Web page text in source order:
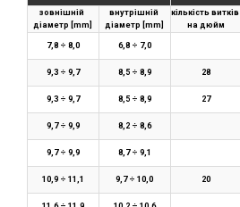
зовнішній
діаметр [mm]
внутрішній
діаметр [mm]
кількість витків
на дюйм
7,8 ÷ 8,0 6,8 ÷ 7,0
9,3 ÷ 9,7 8,5 ÷ 8,9 28
9,3 ÷ 9,7 8,5 ÷ 8,9 27
9,7 ÷ 9,9 8,2 ÷ 8,6
9,7 ÷ 9,9 8,7 ÷ 9,1
10,9 ÷ 11,1 9,7 ÷ 10,0 20